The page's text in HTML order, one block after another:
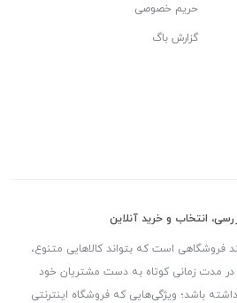
حریم خصوصی
گزارش باگ
انتخاب و خرید آنلاین
فروشگاهی است که بتواند کالاهایی متنوع،
در مدت زمانی کوتاه به دست مشتریان خود
باشد؛ ویژگی‌هایی که فروشگاه اینترنتی